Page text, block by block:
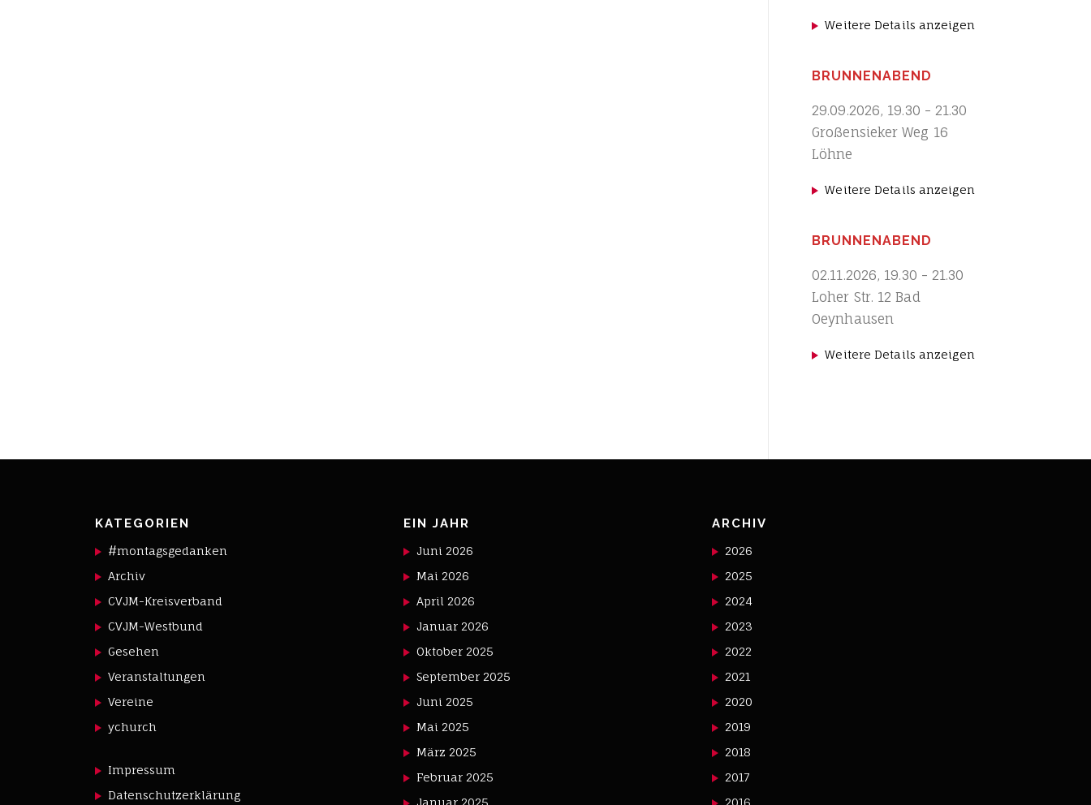
Weitere Details anzeigen
BRUNNENABEND
29.09.2026, 19.30 -21.30
Großensieker Weg 16
Löhne
Weitere Details anzeigen
BRUNNENABEND
02.11.2026, 19.30 -21.30
Loher Str. 12 Bad
Oeynhausen
Weitere Details anzeigen
KATEGORIEN
#montagsgedanken
Archiv
CVJM-Kreisverband
CVJM-Westbund
Gesehen
Veranstaltungen
Vereine
ychurch
Impressum
Datenschutzerklärung
EIN JAHR
Juni 2026
Mai 2026
April 2026
Januar 2026
Oktober 2025
September 2025
Juni 2025
Mai 2025
März 2025
Februar 2025
Januar 2025
ARCHIV
2026
2025
2024
2023
2022
2021
2020
2019
2018
2017
2016